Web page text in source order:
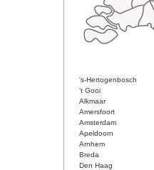
's-Hertogenbosch
't Gooi
Alkmaar
Amersfoort
Amsterdam
Apeldoorn
Arnhem
Breda
Den Haag